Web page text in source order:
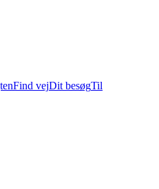
Find vejDit besøgTil